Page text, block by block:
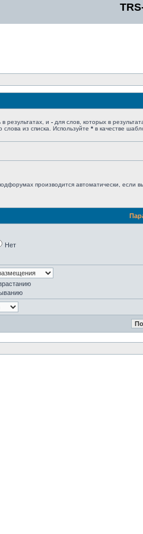
результатах, и - для слов, которых в
слова из списка. Используйте * в качестве
производится автоматически, если
Нет